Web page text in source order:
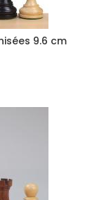
9.6 cm